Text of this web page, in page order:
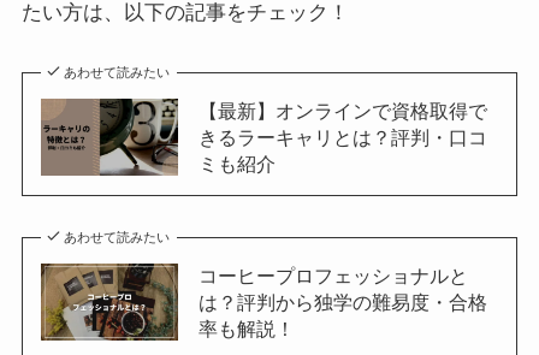
たい方は、以下の記事をチェック！
あわせて読みたい
【最新】オンラインで資格取得で
きるラーキャリとは？評判・口コ
ミも紹介
あわせて読みたい
コーヒープロフェッショナルと
は？評判から独学の難易度・合格
率も解説！